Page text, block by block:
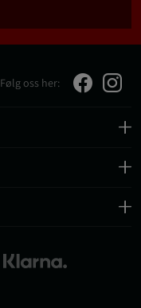
Følg oss her: